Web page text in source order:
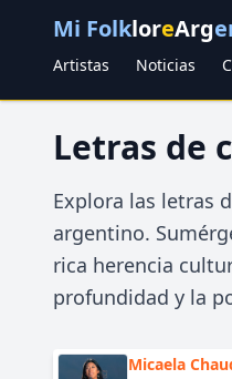
Mi FolkloreArg
Artistas Noticias
Letras de
Explora las letras
argentino.
rica herencia
profundidad y la
Micaela